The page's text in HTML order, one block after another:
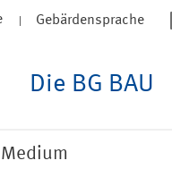
Gebärdensprache
Die BG BAU
Medium